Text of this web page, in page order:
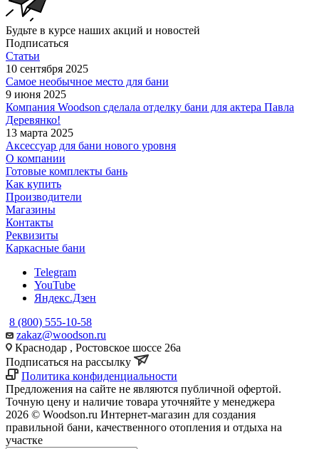
Будьте в курсе наших акций и новостей
Подписаться
Статьи
10 сентября 2025
Самое необычное место для бани
9 июня 2025
Компания Woodson сделала отделку бани для актера Павла
Деревянко!
13 марта 2025
Аксессуар для бани нового уровня
О компании
Готовые комплекты бань
Как купить
Производители
Магазины
Контакты
Реквизиты
Каркасные бани
Telegram
YouTube
Яндекс.Дзен
8 (800) 555-10-58
zakaz@woodson.ru
Краснодар , Ростовское шоссе 26а
Подписаться на рассылку
Политика конфиденциальности
Предложения на сайте не являются публичной офертой.
Точную цену и наличие товара уточняйте у менеджера
2026 © Woodson.ru Интернет-магазин для создания
правильной бани, качественного отопления и отдыха на
участке